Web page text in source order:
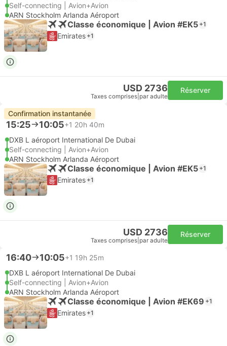
Self-connecting | Avion+Avion
ARN Stockholm Arlanda Aéroport
Classe économique | Avion #EK5 +1
Emirates +1
USD 2736
Taxes comprises par adulte
Réserver
Confirmation instantanée
15:25 10:05+1 20h 40m
DXB L aéroport International De Dubai
Self-connecting | Avion+Avion
ARN Stockholm Arlanda Aéroport
Classe économique | Avion #EK5 +1
Emirates +1
USD 2736
Taxes comprises par adulte
Réserver
16:40 10:05+1 19h 25m
DXB L aéroport International De Dubai
Self-connecting | Avion+Avion
ARN Stockholm Arlanda Aéroport
Classe économique | Avion #EK69 +1
Emirates +1